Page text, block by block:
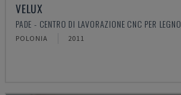
VELUX
PADE - CENTRO DI LAVORAZIONE CNC PER LEGNO
POLONIA 2011